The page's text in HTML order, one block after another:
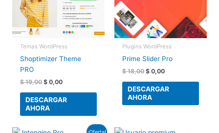
Temas WordPress
Shoptimizer Theme
PRO
$19,00 $ 0,00
DESCARGAR
AHORA
Plugins WordPress
Prime Slider Pro
$18,00 $ 0,00
DESCARGAR
AHORA
El
El